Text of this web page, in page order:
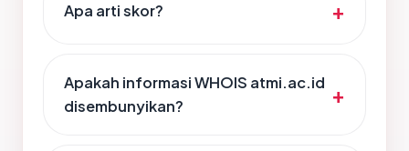
Apa arti skor?
Apakah informasi WHOIS atmi.ac.id
disembunyikan?